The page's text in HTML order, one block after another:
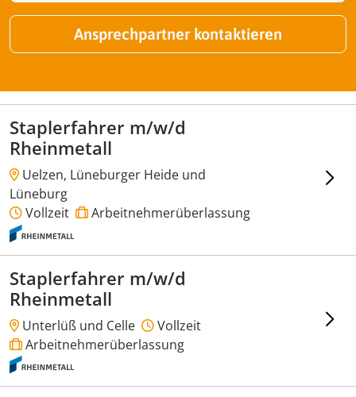
Ansprechpartner kontaktieren
Staplerfahrer m/w/d
Rheinmetall
Uelzen, Lüneburger Heide und
Lüneburg
Vollzeit
Arbeitnehmerüberlassung
Staplerfahrer m/w/d
Rheinmetall
Unterlüß und Celle
Vollzeit
Arbeitnehmerüberlassung